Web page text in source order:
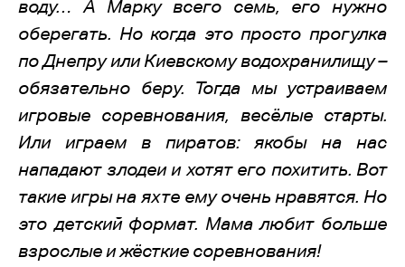
воду… А Марку всего семь, его нужно
оберегать. Но когда это просто прогулка
по Днепру или Киевскому водохранилищу –
обязательно беру. Тогда мы устраиваем
игровые соревнования, весёлые старты.
Или играем в пиратов: якобы на нас
нападают злодеи и хотят его похитить. Вот
такие игры на яхте ему очень нравятся. Но
это детский формат. Мама любит больше
взрослые и жёсткие соревнования!